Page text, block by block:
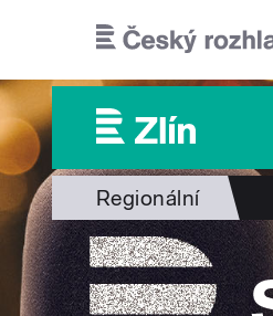
Regionální